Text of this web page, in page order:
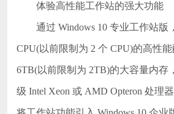
体验高性能工作站的强大功能
通过 Windows 10 专业工作站版
CPU(以前限制为 2 个 CPU)的高性
6TB(以前限制为 2TB)的大容量内存
级 Intel Xeon 或 AMD Opteron 处理